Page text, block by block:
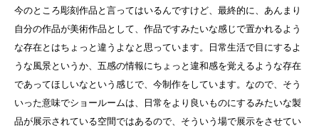
今のところ彫刻作品と言ってはいるんですけど、最終的に、あんまり
自分の作品が美術作品として、作品ですみたいな感じで置かれるよう
な存在とはちょっと違うよなと思っています。日常生活で目にするよ
うな風景というか、五感の情報にちょっと違和感を覚えるような存在
であってほしいなという感じで、今制作をしています。なので、そう
いった意味でショールームは、日常をより良いものにするみたいな製
品が展示されている空間ではあるので、そういう場で展示をさせてい